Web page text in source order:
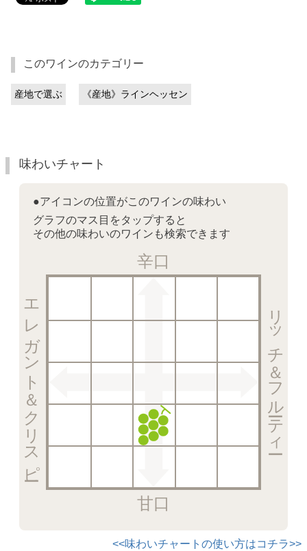
このワインのカテゴリー
産地で選ぶ 《産地》ラインヘッセン
味わいチャート
●アイコンの位置がこのワインの味わい
グラフのマス目をタップすると
その他の味わいのワインも検索できます
辛口
リッチ＆フルーティー
甘口
エレガント＆クリスピー
<<味わいチャートの使い方はコチラ>>